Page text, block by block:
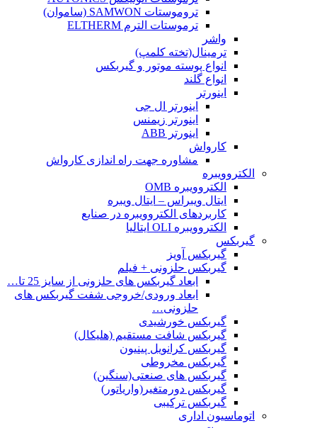
تروموستات SAMWON (ساموان)
ترموستات الترم ELTHERM
واشر
ترمینال(تخته کلمپ)
انواع پوسته موتور و گیربکس
انواع گلند
اینورتر
اینورتر ال جی
اینورتر زیمنس
اینورتر ABB
کارواش
مشاوره جهت راه اندازی کارواش
الکتروویبره
الکتروویبره OMB
ایتال ویبراس – ایتال ویبره
کاربردهای الکتروویبره در صنایع
الکتروویبره OLI ایتالیا
گیربکس
گیربکس آویز
گیربکس حلزونی + فیلم
ابعاد گیربکس های حلزونی از سایز 25 تا…
ابعاد ورودی/خروجی شفت گیربکس های
حلزونی…
گیربکس خورشیدی
گیربکس شافت مستقیم (هلیکال)
گیربکس کرانویل پینیون
گیربکس مخروطی
گیربکس های صنعتی(سنگین)
گیربکس دورمتغیر(واریاتور)
گیربکس ترکیبی
اتوماسیون اداری